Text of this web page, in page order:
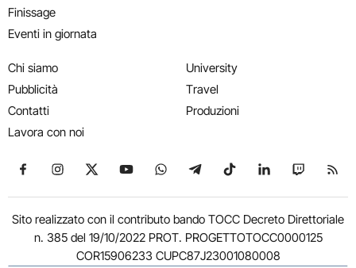
Finissage
Eventi in giornata
Chi siamo
Pubblicità
Contatti
Lavora con noi
University
Travel
Produzioni
Seguici su Facebook
Seguici su Instagram
Seguici su X
Seguici su YouTube
Seguici su WhatsApp
Seguici su Telegram
Seguici su TikTok
Seguici su
Seguici
Sito realizzato con il contributo bando TOCC Decreto Direttoriale
n. 385 del 19/10/2022 PROT. PROGETTOTOCC0000125
COR15906233 CUPC87J23001080008